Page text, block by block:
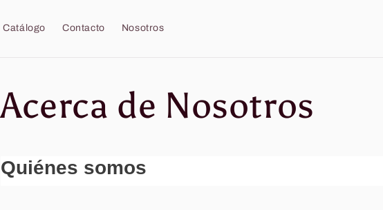
Catálogo Contacto Nosotros
Acerca de Nosotros
Quiénes somos